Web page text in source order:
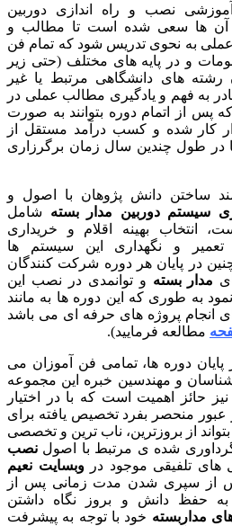
نصب و راه اندازی دوربین
ها سعی شده است تا مطالب و
به نحوی تدریس شود که تمام فن
و در پایه های مختلف (حتی زیر
های دانشگاهی مرتبط یا غیر
به فهم و یادگیری مطالب عملی در
از اتمام دوره بتوانند به صورت
کار شده و کسب درآمد مستقل از
طول چندین سال زمان برگرزاری
ساختن دانش پژوهان با اصول و
دوربین مدار بستهشامل
بهینه اقلام و خریداری
و نگهداری این سیستم ها
در پایان هر دوره شرکت کنندگان
مدار بستهو توانمدی در نصب این
طوری که این دوره ها به مانند
پروژه های حرفه ای می باشد
مطالعه فرمایید).
دوره ها، تمامی فن آموزان می
و مهندسین خبره این مجموعه
حائز اهمیت است که با در اختیار
منحصر بفرد تخصیص یافته برای
از بروزترین، ناب ترین و تخصصی
شده ی مرتبط با اصولنصب
تلفیقی موجود دروبسایت نعیم
از سپری شدن مدت زمانی پس از
حفظ دانش و بروز نگاه داشتن
مداربستهخود با توجه به پیشرفت